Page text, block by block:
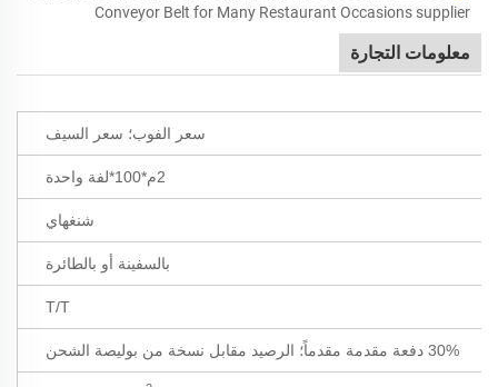
معلومات التجارة
سعر الفوب؛ سعر السيف
2م*100*لفة واحدة
شنغهاي
بالسفينة أو بالطائرة
T/T
30% دفعة مقدمة مقدماً؛ الرصيد مقابل نسخة من بوليصة الشحن